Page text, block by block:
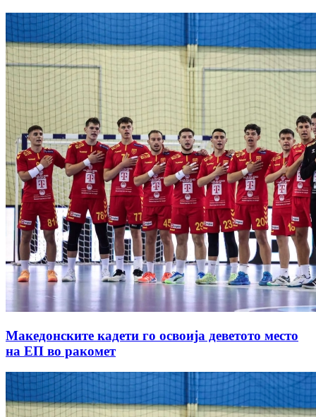
Македонските кадети го освоија деветото место
на ЕП во ракомет